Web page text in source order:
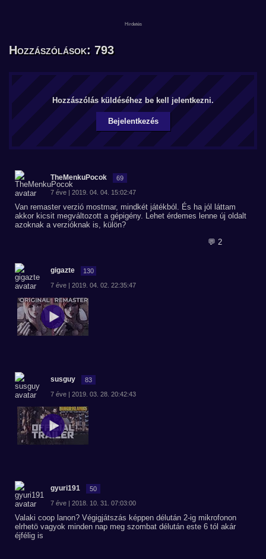
Hozzászólások: 793
Hozzászólás küldéséhez be kell jelentkezni.
Bejelentkezés
TheMenkuPocok 69
7 éve | 2019. 04. 04. 15:02:47
Van remaster verzió mostmar, mindkét játékból. És ha jól láttam
akkor kicsit megváltozott a gépigény. Lehet érdemes lenne új oldalt
azoknak a verzióknak is, külön?
💬 2
gigazte 130
7 éve | 2019. 04. 02. 22:35:47
susguy 83
7 éve | 2019. 03. 28. 20:42:43
gyuri191 50
7 éve | 2018. 10. 31. 07:03:00
Valaki coop lanon? Végigjátszás képpen délután 2-ig mikrofonon
elrhetö vagyok minden nap meg szombat délután este 6 tól akár
éjfélig is